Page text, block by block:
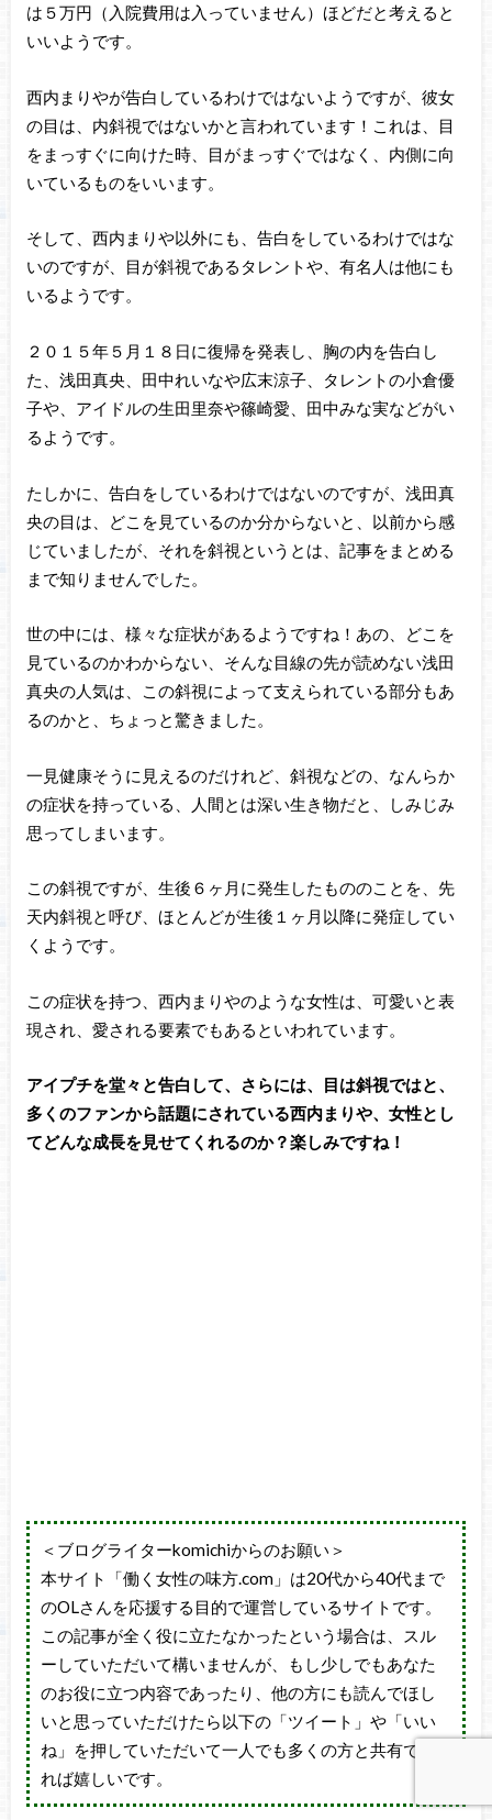
は５万円（入院費用は入っていません）ほどだと考えると
いいようです。
西内まりやが告白しているわけではないようですが、彼女
の目は、内斜視ではないかと言われています！これは、目
をまっすぐに向けた時、目がまっすぐではなく、内側に向
いているものをいいます。
そして、西内まりや以外にも、告白をしているわけではな
いのですが、目が斜視であるタレントや、有名人は他にも
いるようです。
２０１５年５月１８日に復帰を発表し、胸の内を告白し
た、浅田真央、田中れいなや広末涼子、タレントの小倉優
子や、アイドルの生田里奈や篠崎愛、田中みな実などがい
るようです。
たしかに、告白をしているわけではないのですが、浅田真
央の目は、どこを見ているのか分からないと、以前から感
じていましたが、それを斜視というとは、記事をまとめる
まで知りませんでした。
世の中には、様々な症状があるようですね！あの、どこを
見ているのかわからない、そんな目線の先が読めない浅田
真央の人気は、この斜視によって支えられている部分もあ
るのかと、ちょっと驚きました。
一見健康そうに見えるのだけれど、斜視などの、なんらか
の症状を持っている、人間とは深い生き物だと、しみじみ
思ってしまいます。
この斜視ですが、生後６ヶ月に発生したもののことを、先
天内斜視と呼び、ほとんどが生後１ヶ月以降に発症してい
くようです。
この症状を持つ、西内まりやのような女性は、可愛いと表
現され、愛される要素でもあるといわれています。
アイプチを堂々と告白して、さらには、目は斜視ではと、
多くのファンから話題にされている西内まりや、女性とし
てどんな成長を見せてくれるのか？楽しみですね！
＜ブログライターkomichiからのお願い＞
本サイト「働く女性の味方.com」は20代から40代まで
のOLさんを応援する目的で運営しているサイトです。
この記事が全く役に立たなかったという場合は、スル
ーしていただいて構いませんが、もし少しでもあなた
のお役に立つ内容であったり、他の方にも読んでほし
いと思っていただけたら以下の「ツイート」や「いい
ね」を押していただいて一人でも多くの方と共有でき
れば嬉しいです。